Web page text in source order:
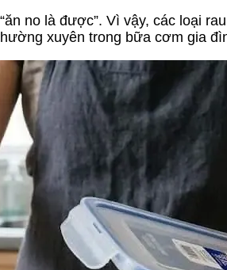
no là được”. Vì vậy, các loại
xuyên trong bữa cơm gia